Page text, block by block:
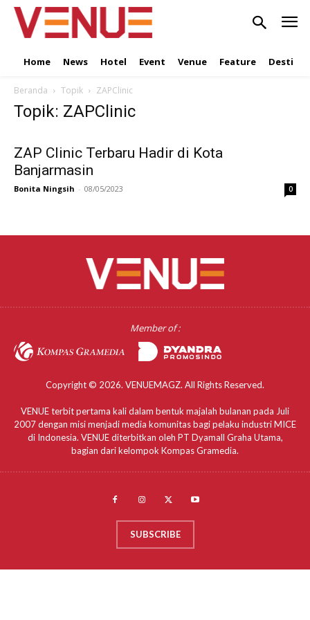
Home News Hotel Event Venue Feature
Beranda Topik ZAPClinic
Topik: ZAPClinic
ZAP Clinic Terbaru Hadir di Kota
Banjarmasin
Bonita Ningsih - 08/05/2023 0
Member of :
Copyright © 2026. VENUEMAGZ. All Rights Reserved.
VENUE terbit pertama kali dalam bentuk majalah bulanan pada Juli
2007 dengan misi menjadi media komunitas bagi pelaku industri MICE
di Indonesia. VENUE diterbitkan oleh PT Dyamall Graha Utama,
bagian dari kelompok Kompas Gramedia.
SUBSCRIBE